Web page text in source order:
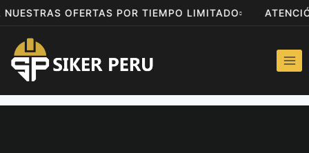
NUESTRAS OFERTAS POR TIEMPO LIMITADO